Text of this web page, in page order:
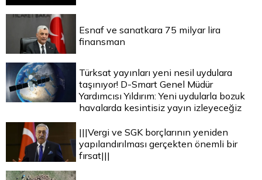
Esnaf ve sanatkara 75 milyar lira
finansman
Türksat yayınları yeni nesil uydulara
taşınıyor! D-Smart Genel Müdür
Yardımcısı Yıldırım: Yeni uydularla bozuk
havalarda kesintisiz yayın izleyeceğiz
|||Vergi ve SGK borçlarının yeniden
yapılandırılması gerçekten önemli bir
fırsat|||